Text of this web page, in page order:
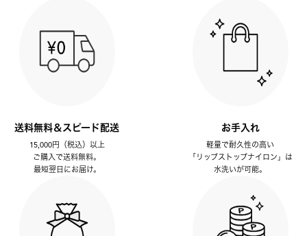
送料無料＆スピード配送
15,000円（税込）以上
ご購入で送料無料。
最短翌日にお届け。
お手入れ
軽量で耐久性の高い
「リップストップナイロン」は
水洗いが可能。